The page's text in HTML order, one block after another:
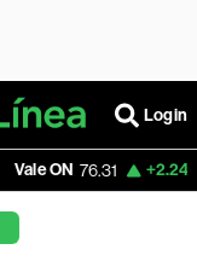
Login
76.31 +2.24% Itaú